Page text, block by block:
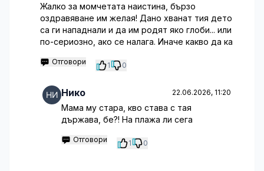
Жалко за момчетата наистина, бързо
оздравяване им желая! Дано хванат тия дето
са ги нападнали и да им родят яко глоби... или
по-сериозно, ако се налага. Иначе какво да ка
Отговори 1 0
Нико 22.06.2026, 11:20
Мама му стара, кво става с тая
държава, бе?! На плажа ли сега
Отговори 1 0